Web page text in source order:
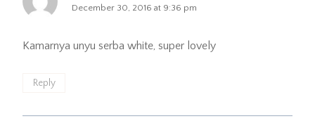
December 30, 2016 at 9:36 pm
Kamarnya unyu serba white, super lovely
Reply